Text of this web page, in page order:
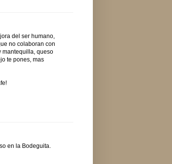
del ser humano,
no colaboran con
mantequilla, queso
te pones, mas
en la Bodeguita.